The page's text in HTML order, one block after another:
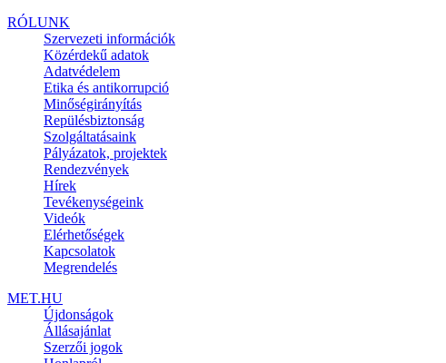
RÓLUNK
Szervezeti információk
Közérdekű adatok
Adatvédelem
Etika és antikorrupció
Minőségirányítás
Repülésbiztonság
Szolgáltatásaink
Pályázatok, projektek
Rendezvények
Hírek
Tevékenységeink
Videók
Elérhetőségek
Kapcsolatok
Megrendelés
MET.HU
Újdonságok
Állásajánlat
Szerzői jogok